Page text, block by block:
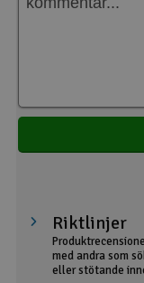
Riktlinjer
med andra som
eller stötande